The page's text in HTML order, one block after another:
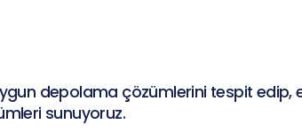
depolama çözümlerini tespit edip,
sunuyoruz.